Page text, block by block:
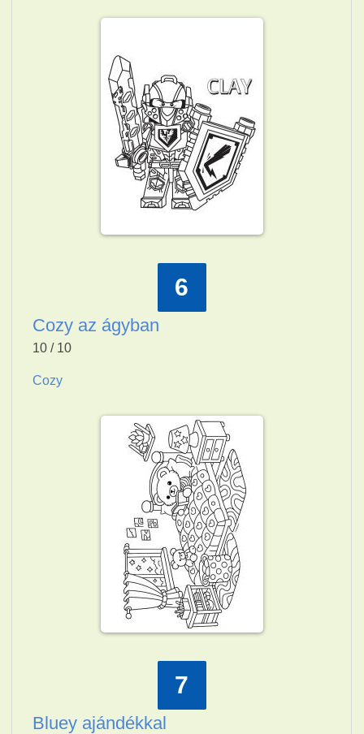
6
Cozy az ágyban
10 / 10
Cozy
7
Bluey ajándékkal